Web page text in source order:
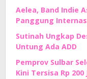
Aelea, Band Indie
Panggung
Sutinah Ungkap
Untung Ada ADD
Pemprov Sulbar
Kini Tersisa Rp 200